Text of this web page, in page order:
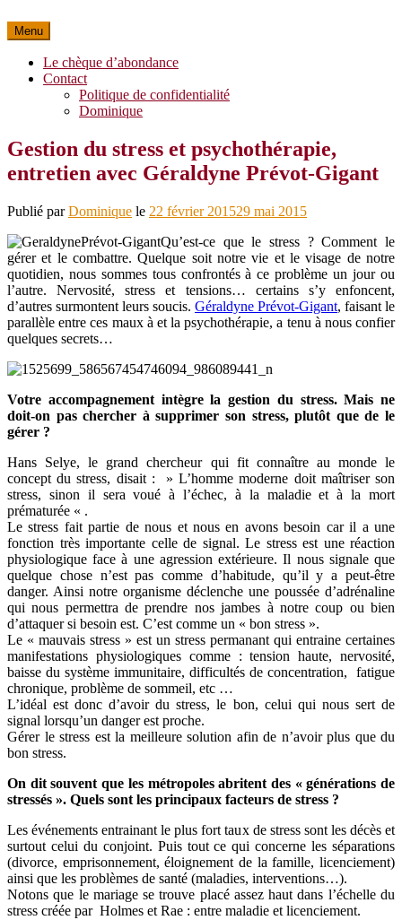
Menu
Le chèque d’abondance
Contact
Politique de confidentialité
Dominique
Gestion du stress et psychothérapie,
entretien avec Géraldyne Prévot-Gigant
Publié parDominique le 22 février 201529 mai 2015
Qu’est-ce que le stress ? Comment le
gérer et le combattre. Quelque soit notre vie et le visage de notre
quotidien, nous sommes tous confrontés à ce problème un jour ou
l’autre. Nervosité, stress et tensions… certains s’y enfoncent,
d’autres surmontent leurs soucis. Géraldyne Prévot-Gigant, faisant le
parallèle entre ces maux à et la psychothérapie, a tenu à nous confier
quelques secrets…
Votre accompagnement intègre la gestion du stress. Mais ne
doit-on pas chercher à supprimer son stress, plutôt que de le
gérer ?
Hans Selye, le grand chercheur qui fit connaître au monde le
concept du stress, disait : » L’homme moderne doit maîtriser son
stress, sinon il sera voué à l’échec, à la maladie et à la mort
prématurée « .
Le stress fait partie de nous et nous en avons besoin car il a une
fonction très importante celle de signal. Le stress est une réaction
physiologique face à une agression extérieure. Il nous signale que
quelque chose n’est pas comme d’habitude, qu’il y a peut-être
danger. Ainsi notre organisme déclenche une poussée d’adrénaline
qui nous permettra de prendre nos jambes à notre coup ou bien
d’attaquer si besoin est. C’est comme un « bon stress ».
Le « mauvais stress » est un stress permanant qui entraine certaines
manifestations physiologiques comme : tension haute, nervosité,
baisse du système immunitaire, difficultés de concentration, fatigue
chronique, problème de sommeil, etc …
L’idéal est donc d’avoir du stress, le bon, celui qui nous sert de
signal lorsqu’un danger est proche.
Gérer le stress est la meilleure solution afin de n’avoir plus que du
bon stress.
On dit souvent que les métropoles abritent des « générations de
stressés ». Quels sont les principaux facteurs de stress ?
Les événements entrainant le plus fort taux de stress sont les décès et
surtout celui du conjoint. Puis tout ce qui concerne les séparations
(divorce, emprisonnement, éloignement de la famille, licenciement)
ainsi que les problèmes de santé (maladies, interventions…).
Notons que le mariage se trouve placé assez haut dans l’échelle du
stress créée par Holmes et Rae : entre maladie et licenciement.